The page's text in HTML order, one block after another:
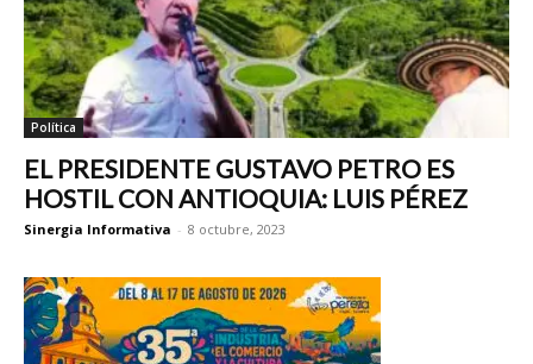
Política
EL PRESIDENTE GUSTAVO PETRO ES
HOSTIL CON ANTIOQUIA: LUIS PÉREZ
Sinergia Informativa - 8 octubre, 2023